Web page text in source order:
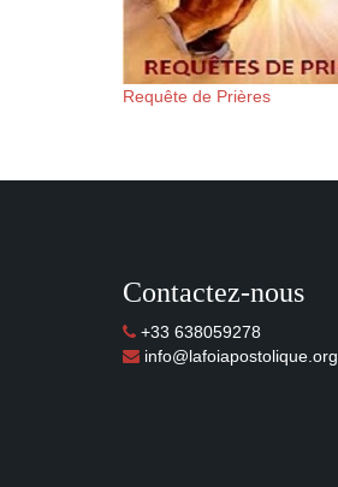
Requête de Prières
Contactez-nous
+33 638059278
info@lafoiapostolique.org